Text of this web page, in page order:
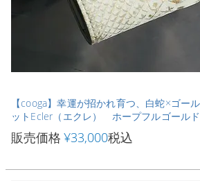
【cooga】幸運が招かれ育つ、白蛇×ゴー
ットEcler（エクレ） ホープフルゴールド
販売価格 ¥33,000税込